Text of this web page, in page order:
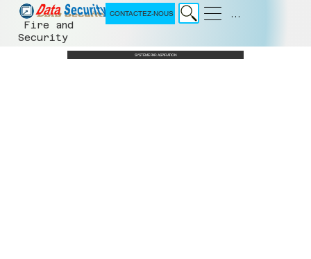
Fire and
Security
Menu
CONTACTEZ-NOUS
SYSTÈME PAR ASPIRATION